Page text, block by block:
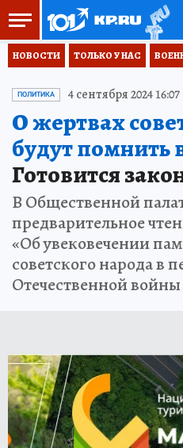
НОВОСТИ ТОЛЬКО У НАС
ПОЛИТИКА 4 сентября 2024 16:07
О жертвах
будут помнить
Готовится
В Общественной
предварительное
«Об увековечении
советского народа в
Отечественной войны